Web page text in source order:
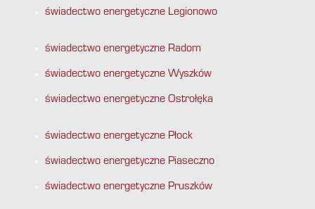
świadectwo energetyczne Legionowo
świadectwo energetyczne Radom
świadectwo energetyczne Wyszków
świadectwo energetyczne Ostrołęka
świadectwo energetyczne Płock
świadectwo energetyczne Piaseczno
świadectwo energetyczne Pruszków